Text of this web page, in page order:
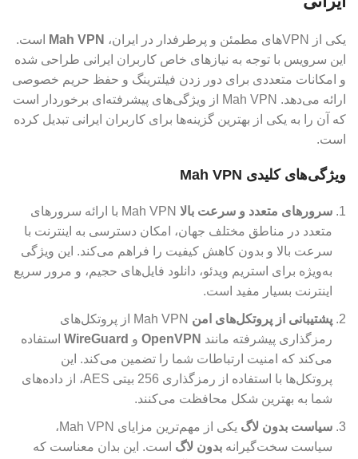
یکی از VPN‌های مطمئن و پرطرفدار در ایران، Mah VPN
است.
این سرویس با توجه به نیازهای خاص کاربران ایرانی طراحی شده
و امکانات متعددی برای دور زدن فیلترینگ و حفظ حریم خصوصی
ارائه می‌دهد. Mah VPN از ویژگی‌های پیشرفته‌ای برخوردار است
که آن را به یکی از بهترین گزینه‌ها برای کاربران ایرانی تبدیل کرده
است.
ویژگی‌های کلیدی Mah VPN
سرورهای متعدد و سرعت بالا
Mah VPN با ارائه سرورهای
متعدد در مناطق مختلف جهان، امکان دسترسی به اینترنت با
سرعت بالا و بدون کاهش کیفیت را فراهم می‌کند. این ویژگی
به‌ویژه برای استریم ویدئو، دانلود فایل‌های حجیم، و مرور سریع
اینترنت بسیار مفید است.
پشتیبانی از پروتکل‌های امن
Mah VPN از پروتکل‌های
رمزگذاری پیشرفته مانند OpenVPN و WireGuard استفاده
می‌کند که امنیت ارتباطات شما را تضمین می‌کند. این
پروتکل‌ها با استفاده از رمزگذاری 256 بیتی AES، از داده‌های
شما به بهترین شکل محافظت می‌کنند.
سیاست بدون لاگ
یکی از مهم‌ترین مزایای Mah VPN،
سیاست سخت‌گیرانه بدون لاگ است. این بدان معناست که